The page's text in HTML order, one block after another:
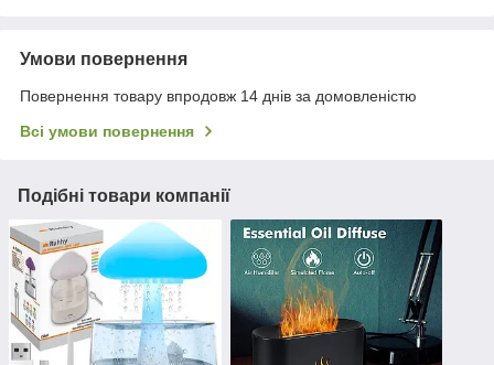
Умови повернення
Повернення товару впродовж 14 днів за домовленістю
Всі умови повернення
Подібні товари компанії